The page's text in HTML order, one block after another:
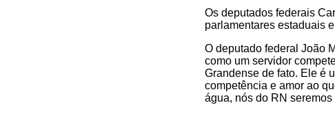
Os deputados federais
parlamentares estaduais
O deputado federal João
como um servidor
Grandense de fato. Ele é
competência e amor ao
água, nós do RN seremos